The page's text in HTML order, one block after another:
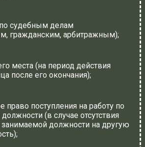
судебным делам
гражданским, арбитражным);
места (на период действия
после его окончания);
право поступления на работу по
(в случае отсутствия
занимаемой должности на другую